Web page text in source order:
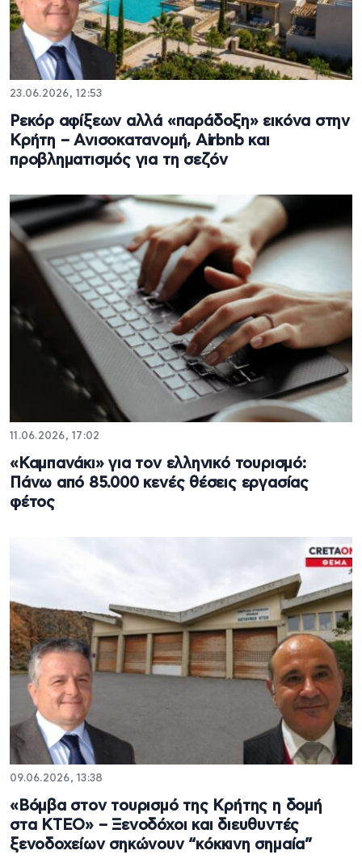
23.06.2026, 12:53
Ρεκόρ αφίξεων αλλά «παράδοξη» εικόνα στην
Κρήτη – Ανισοκατανομή, Airbnb και
προβληματισμός για τη σεζόν
11.06.2026, 17:02
«Καμπανάκι» για τον ελληνικό τουρισμό:
Πάνω από 85.000 κενές θέσεις εργασίας
φέτος
09.06.2026, 13:38
«Βόμβα στον τουρισμό της Κρήτης η δομή
στα ΚΤΕΟ» – Ξενοδόχοι και διευθυντές
ξενοδοχείων σηκώνουν “κόκκινη σημαία”